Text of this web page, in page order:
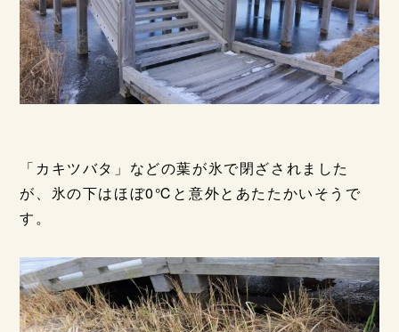
「カキツバタ」などの葉が氷で閉ざされました
が、氷の下はほぼ0℃と意外とあたたかいそうで
す。